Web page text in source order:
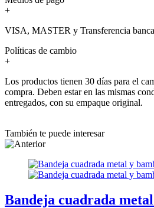
+
VISA, MASTER y Transferencia
Políticas de cambio
+
Los productos tienen 30 días para el
compra. Deben estar en las mismas
entregados, con su empaque original.
También te puede interesar
Bandeja cuadrada